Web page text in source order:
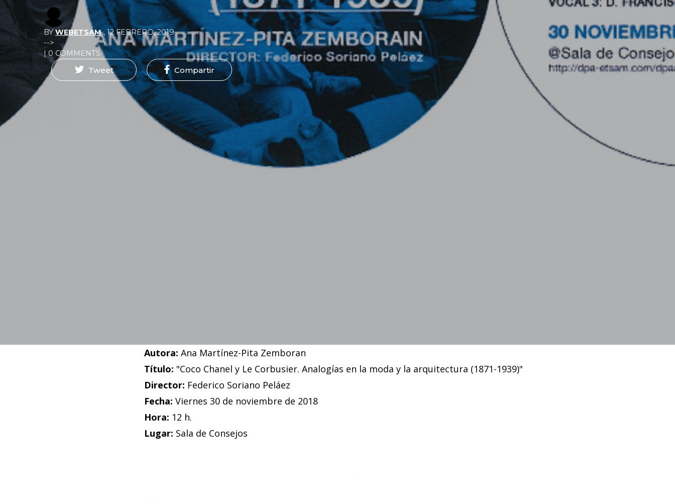
BYWEBETSAM , 12 FEBRERO, 2019
-->
| 0 COMMENTS
Tweet Compartir
Autora: Ana Martínez-Pita Zemboran
Título: "Coco Chanel y Le Corbusier. Analogías en la moda y la arquitectura (1871-1939)"
Director: Federico Soriano Peláez
Fecha: Viernes 30 de noviembre de 2018
Hora: 12 h.
Lugar: Sala de Consejos